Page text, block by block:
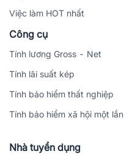
Việc làm HOT nhất
Công cụ
Tính lương Gross - Net
Tính lãi suất kép
Tính bảo hiểm thất nghiệp
Tính bảo hiểm xã hội một lần
Nhà tuyển dụng